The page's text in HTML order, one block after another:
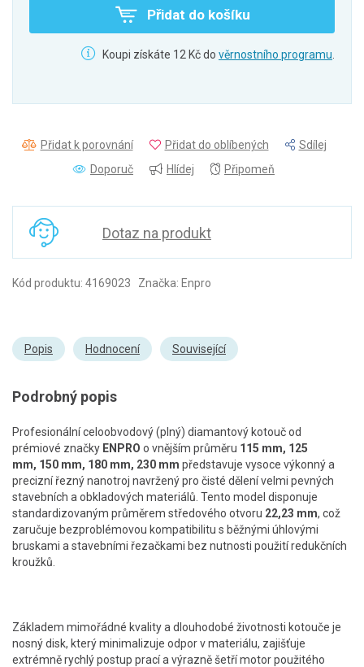
Přidat do košíku
Koupi získáte 12 Kč do věrnostního programu
Přidat k porovnání Přidat do oblíbených
Sdílej
Doporuč
Hlídej Připomeň
Dotaz na produkt
Kód produktu: 4169023 Značka: Enpro
Popis Hodnocení Související
Podrobný popis
Profesionální celoobvodový (plný) diamantový kotouč od
prémiové značky ENPRO o vnějším průměru 115 mm, 125
mm, 150 mm, 180 mm, 230 mm představuje vysoce výkonný a
precizní řezný nanotroj navržený pro čisté dělení velmi pevných
stavebních a obkladových materiálů. Tento model disponuje
standardizovaným průměrem středového otvoru 22,23 mm, což
zaručuje bezproblémovou kompatibilitu s běžnými úhlovými
bruskami a stavebními řezačkami bez nutnosti použití redukčních
kroužků.
Základem mimořádné kvality a dlouhodobé životnosti kotouče je
nosný disk, který minimalizuje odpor v materiálu, zajišťuje
extrémně rychlý postup prací a výrazně šetří motor použitého